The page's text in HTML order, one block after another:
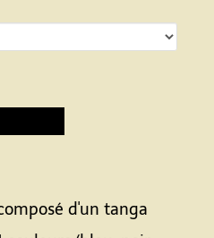
d'un tanga